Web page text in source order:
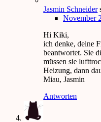
Jasmin Schneider
November
Hi Kiki,
ich denke, deine
beantwortet. Sie
müssen sie
Heizung, dann
Miau, Jasmin
Antworten